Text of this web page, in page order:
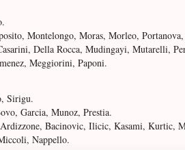
Montelongo, Moras, Morleo,
Della Rocca, Mudingayi, Mutarelli,
Meggiorini, Paponi.
Sirigu.
Garcia, Munoz, Prestia.
Bacinovic, Ilicic, Kasami, Kurtic,
Nappello.